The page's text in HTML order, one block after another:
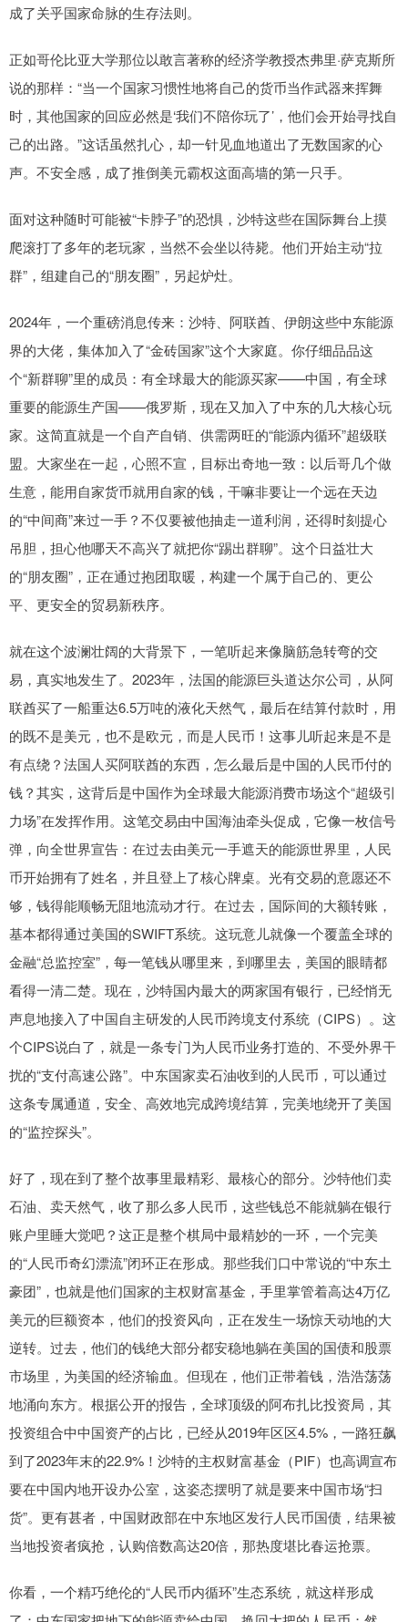
成了关乎国家命脉的生存法则。
正如哥伦比亚大学那位以敢言著称的经济学教授杰弗里·萨克斯所
说的那样：“当一个国家习惯性地将自己的货币当作武器来挥舞
时，其他国家的回应必然是‘我们不陪你玩了’，他们会开始寻找自
己的出路。”这话虽然扎心，却一针见血地道出了无数国家的心
声。不安全感，成了推倒美元霸权这面高墙的第一只手。
面对这种随时可能被“卡脖子”的恐惧，沙特这些在国际舞台上摸
爬滚打了多年的老玩家，当然不会坐以待毙。他们开始主动“拉
群”，组建自己的“朋友圈”，另起炉灶。
2024年，一个重磅消息传来：沙特、阿联酋、伊朗这些中东能源
界的大佬，集体加入了“金砖国家”这个大家庭。你仔细品品这
个“新群聊”里的成员：有全球最大的能源买家——中国，有全球
重要的能源生产国——俄罗斯，现在又加入了中东的几大核心玩
家。这简直就是一个自产自销、供需两旺的“能源内循环”超级联
盟。大家坐在一起，心照不宣，目标出奇地一致：以后哥几个做
生意，能用自家货币就用自家的钱，干嘛非要让一个远在天边
的“中间商”来过一手？不仅要被他抽走一道利润，还得时刻提心
吊胆，担心他哪天不高兴了就把你“踢出群聊”。这个日益壮大
的“朋友圈”，正在通过抱团取暖，构建一个属于自己的、更公
平、更安全的贸易新秩序。
就在这个波澜壮阔的大背景下，一笔听起来像脑筋急转弯的交
易，真实地发生了。2023年，法国的能源巨头道达尔公司，从阿
联酋买了一船重达6.5万吨的液化天然气，最后在结算付款时，用
的既不是美元，也不是欧元，而是人民币！这事儿听起来是不是
有点绕？法国人买阿联酋的东西，怎么最后是中国的人民币付的
钱？其实，这背后是中国作为全球最大能源消费市场这个“超级引
力场”在发挥作用。这笔交易由中国海油牵头促成，它像一枚信号
弹，向全世界宣告：在过去由美元一手遮天的能源世界里，人民
币开始拥有了姓名，并且登上了核心牌桌。光有交易的意愿还不
够，钱得能顺畅无阻地流动才行。在过去，国际间的大额转账，
基本都得通过美国的SWIFT系统。这玩意儿就像一个覆盖全球的
金融“总监控室”，每一笔钱从哪里来，到哪里去，美国的眼睛都
看得一清二楚。现在，沙特国内最大的两家国有银行，已经悄无
声息地接入了中国自主研发的人民币跨境支付系统（CIPS）。这
个CIPS说白了，就是一条专门为人民币业务打造的、不受外界干
扰的“支付高速公路”。中东国家卖石油收到的人民币，可以通过
这条专属通道，安全、高效地完成跨境结算，完美地绕开了美国
的“监控探头”。
好了，现在到了整个故事里最精彩、最核心的部分。沙特他们卖
石油、卖天然气，收了那么多人民币，这些钱总不能就躺在银行
账户里睡大觉吧？这正是整个棋局中最精妙的一环，一个完美
的“人民币奇幻漂流”闭环正在形成。那些我们口中常说的“中东土
豪团”，也就是他们国家的主权财富基金，手里掌管着高达4万亿
美元的巨额资本，他们的投资风向，正在发生一场惊天动地的大
逆转。过去，他们的钱绝大部分都安稳地躺在美国的国债和股票
市场里，为美国的经济输血。但现在，他们正带着钱，浩浩荡荡
地涌向东方。根据公开的报告，全球顶级的阿布扎比投资局，其
投资组合中中国资产的占比，已经从2019年区区4.5%，一路狂飙
到了2023年末的22.9%！沙特的主权财富基金（PIF）也高调宣布
要在中国内地开设办公室，这姿态摆明了就是要来中国市场“扫
货”。更有甚者，中国财政部在中东地区发行人民币国债，结果被
当地投资者疯抢，认购倍数高达20倍，那热度堪比春运抢票。
你看，一个精巧绝伦的“人民币内循环”生态系统，就这样形成